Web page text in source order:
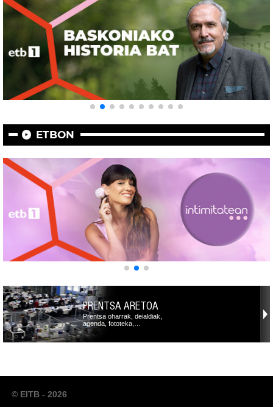
ETBON
PRENTSA ARETOA
Prentsa oharrak, deialdiak,
agenda, fototeka,…
© EITB - 2026